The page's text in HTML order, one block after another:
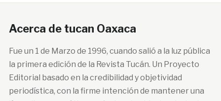
Acerca de tucan Oaxaca
Fue un 1 de Marzo de 1996, cuando salió a la luz pública
la primera edición de la Revista Tucán. Un Proyecto
Editorial basado en la credibilidad y objetividad
periodística, con la firme intención de mantener una